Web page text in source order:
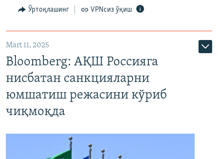
Ўртоқлашинг VPNсиз ўқиш
Mart 11, 2025
Bloomberg: АҚШ Россияга
нисбатан санкцияларни
юмшатиш режасини кўриб
чиқмоқда